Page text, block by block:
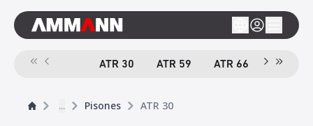
ATR 30 ATR 59 ATR 66 eATR 68
... Pisones ATR 30